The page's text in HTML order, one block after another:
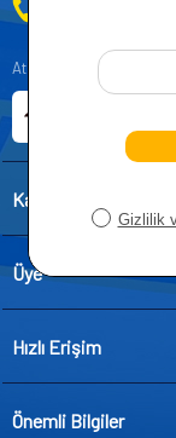
Atatürk, Kıraç Mevkii,
Kategoriler
Üye
Hızlı Erişim
Önemli Bilgiler